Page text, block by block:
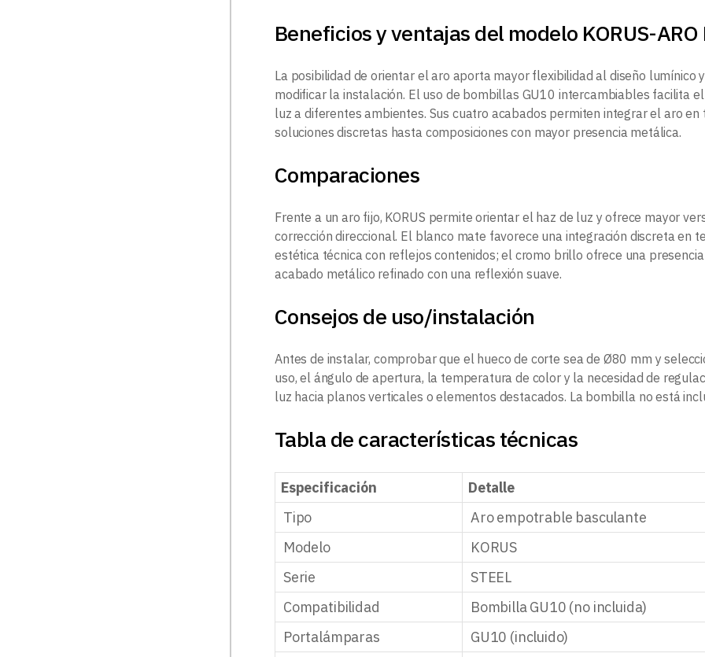
Beneficios y ventajas del modelo KORUS-ARO
La posibilidad de orientar el aro aporta mayor flexibilidad al diseño lumínico
modificar la instalación. El uso de bombillas GU10 intercambiables facilita
luz a diferentes ambientes. Sus cuatro acabados permiten integrar el aro
soluciones discretas hasta composiciones con mayor presencia metálica.
Comparaciones
Frente a un aro fijo, KORUS permite orientar el haz de luz y ofrece mayor
corrección direccional. El blanco mate favorece una integración discreta en
estética técnica con reflejos contenidos; el cromo brillo ofrece una
acabado metálico refinado con una reflexión suave.
Consejos de uso/instalación
Antes de instalar, comprobar que el hueco de corte sea de Ø80 mm y
uso, el ángulo de apertura, la temperatura de color y la necesidad de
luz hacia planos verticales o elementos destacados. La bombilla no está
Tabla de características técnicas
Especificación
Detalle
Tipo
Aro empotrable basculante
Modelo
KORUS
Serie
STEEL
Compatibilidad
Bombilla GU10 (no incluida)
Portalámparas
GU10 (incluido)